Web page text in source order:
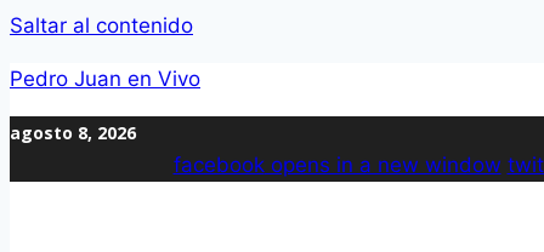
Saltar al contenido
Pedro Juan en Vivo
agosto 8, 2026
facebookopens in a new window